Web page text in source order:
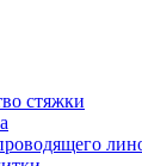
стяжки